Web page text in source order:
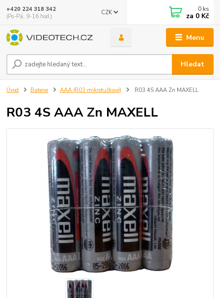
Menu
CZK
Hledat
+420 224 318 342
(Po-Pá, 9-16 hod.)
0 ks
za 0 Kč
Úvod Baterie AAA (R03 mikrotužkové) R03 4S AAA Zn MAXELL
R03 4S AAA Zn MAXELL